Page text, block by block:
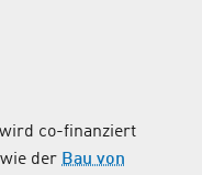
co-finanziert
der Bau von